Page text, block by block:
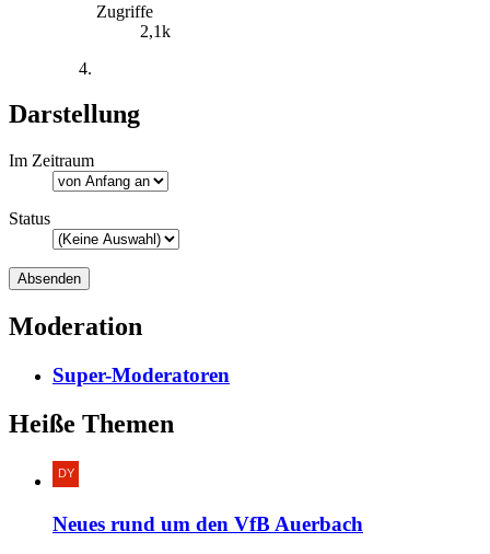
Zugriffe
2,1k
Darstellung
Im Zeitraum
Status
Moderation
Super-Moderatoren
Heiße Themen
Neues rund um den VfB Auerbach